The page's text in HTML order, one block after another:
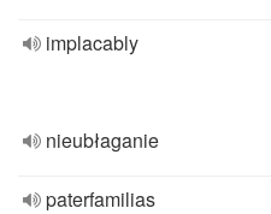
implacably
nieubłaganie
paterfamilias